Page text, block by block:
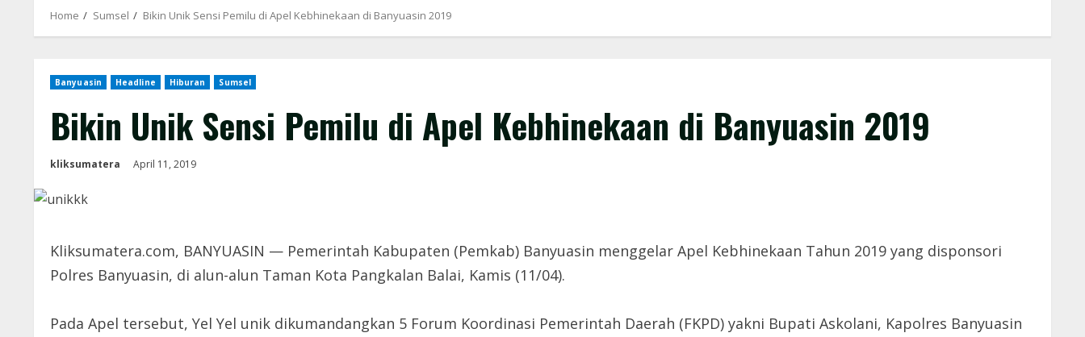
Home Sumsel Bikin Unik Sensi Pemilu di Apel Kebhinekaan di Banyuasin 2019
Banyuasin Headline Hiburan Sumsel
Bikin Unik Sensi Pemilu di Apel Kebhinekaan di Banyuasin 2019
kliksumatera April 11, 2019
Kliksumatera.com, BANYUASIN — Pemerintah Kabupaten (Pemkab) Banyuasin menggelar Apel Kebhinekaan Tahun 2019 yang disponsori
Polres Banyuasin, di alun-alun Taman Kota Pangkalan Balai, Kamis (11/04).
Pada Apel tersebut, Yel Yel unik dikumandangkan 5 Forum Koordinasi Pemerintah Daerah (FKPD) yakni Bupati Askolani, Kapolres Banyuasin